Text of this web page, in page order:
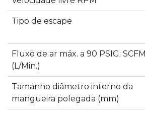
Tipo de escape
Fluxo de ar máx. a 90 PSIG: SCFM
(L/Min.)
Tamanho diâmetro interno da
mangueira polegada (mm)